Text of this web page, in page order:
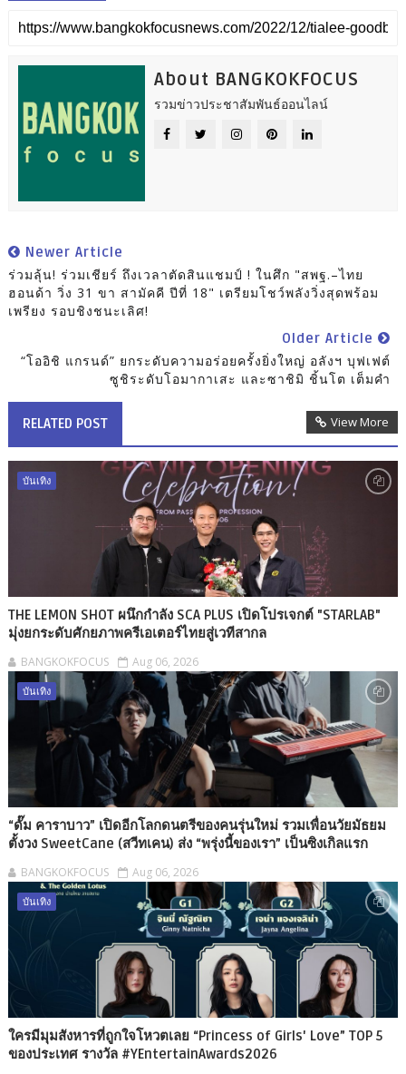
About BANGKOKFOCUS
รวมข่าวประชาสัมพันธ์ออนไลน์
Newer Article
ร่วมลุ้น! ร่วมเชียร์ ถึงเวลาตัดสินแชมป์ ! ในศึก "สพฐ.–ไทย
ฮอนด้า วิ่ง 31 ขา สามัคคี ปีที่ 18" เตรียมโชว์พลังวิ่งสุดพร้อม
เพรียง รอบชิงชนะเลิศ!
Older Article
“โออิชิ แกรนด์” ยกระดับความอร่อยครั้งยิ่งใหญ่ อลังฯ บุฟเฟต์
ซูชิระดับโอมากาเสะ และซาชิมิ ชิ้นโต เต็มคำ
RELATED POST View More
บันเทิง
THE LEMON SHOT ผนึกกำลัง SCA PLUS เปิดโปรเจกต์ "STARLAB"
มุ่งยกระดับศักยภาพครีเอเตอร์ไทยสู่เวทีสากล
BANGKOKFOCUS Aug 06, 2026
บันเทิง
“ดั๊ม คาราบาว” เปิดอีกโลกดนตรีของคนรุ่นใหม่ รวมเพื่อนวัยมัธยม
ตั้งวง SweetCane (สวีทเคน) ส่ง “พรุ่งนี้ของเรา” เป็นซิงเกิลแรก
BANGKOKFOCUS Aug 06, 2026
บันเทิง
ใครมีมุมสังหารที่ถูกใจโหวตเลย “Princess of Girls' Love” TOP 5
ของประเทศ รางวัล #YEntertainAwards2026